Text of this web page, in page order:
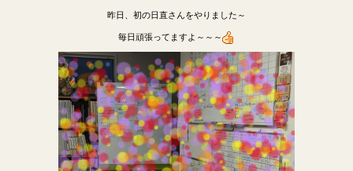
昨日、初の日直さんをやりました～
毎日頑張ってますよ～～～